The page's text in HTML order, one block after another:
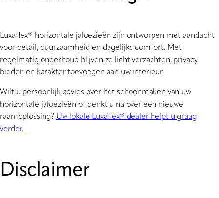
Luxaflex® horizontale jaloezieën zijn ontworpen met aandacht
voor detail, duurzaamheid en dagelijks comfort. Met
regelmatig onderhoud blijven ze licht verzachten, privacy
bieden en karakter toevoegen aan uw interieur.
Wilt u persoonlijk advies over het schoonmaken van uw
horizontale jaloezieën of denkt u na over een nieuwe
raamoplossing? Uw lokale Luxaflex® dealer helpt u graag
verder.
Disclaimer